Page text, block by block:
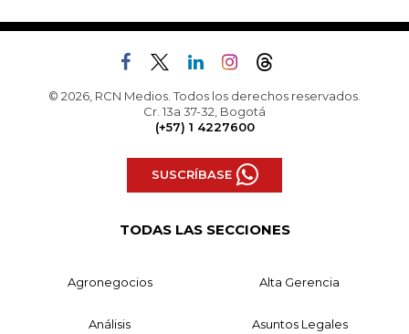
© 2026, RCN Medios. Todos los derechos reservados.
Cr. 13a 37-32, Bogotá
(+57) 1 4227600
SUSCRÍBASE
TODAS LAS SECCIONES
Agronegocios Alta Gerencia
Análisis Asuntos Legales